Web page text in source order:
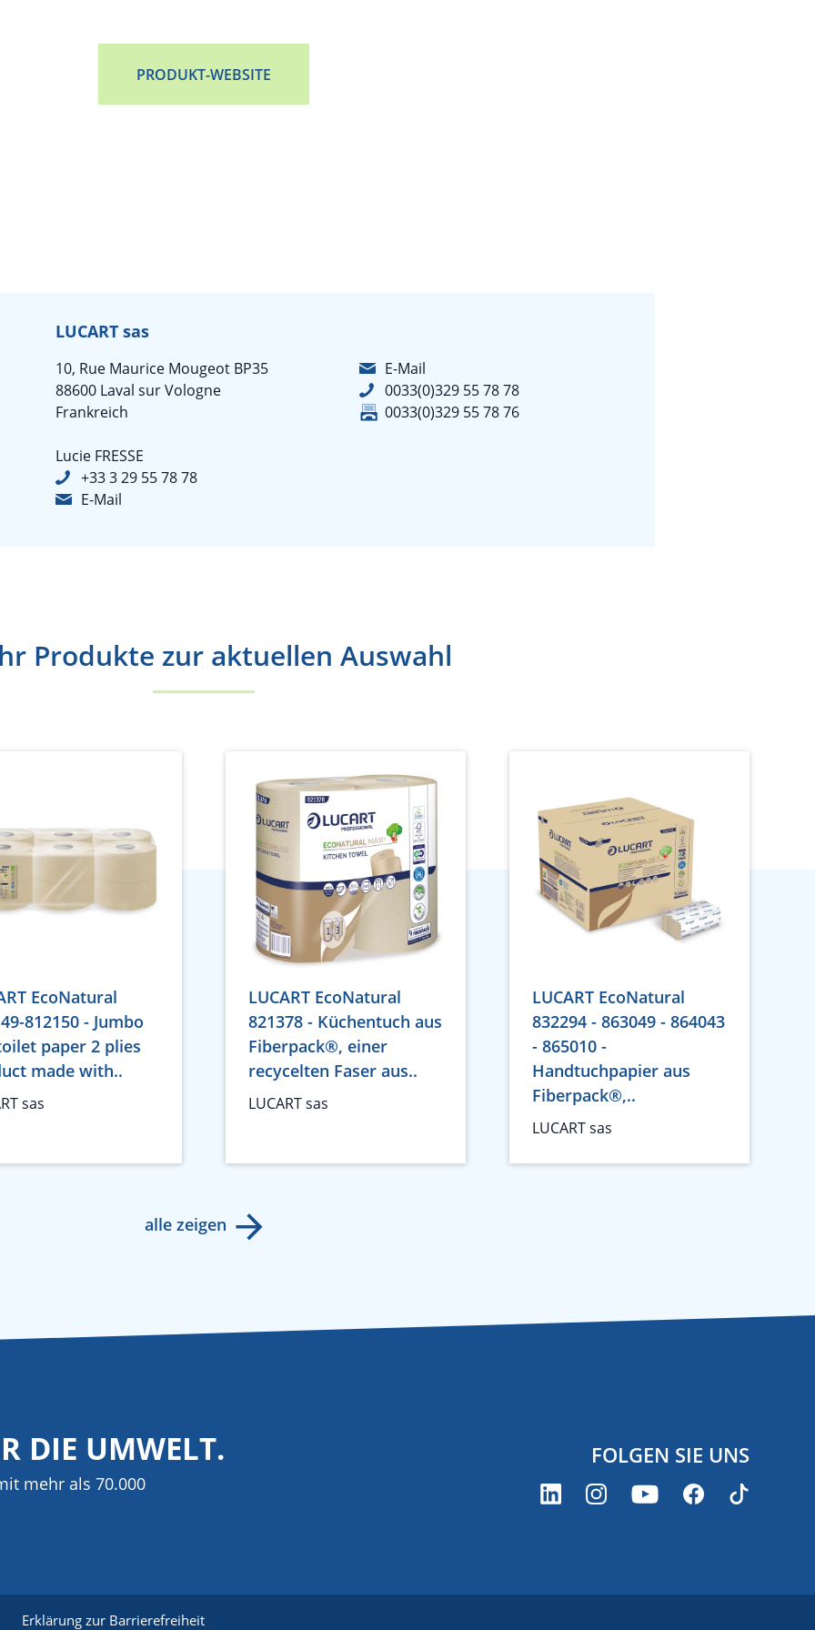
PRODUKT-WEBSITE
LUCART sas
10, Rue Maurice Mougeot BP35
88600 Laval sur Vologne
Frankreich
Lucie FRESSE
+33 3 29 55 78 78
E-Mail
E-Mail
0033(0)329 55 78 78
0033(0)329 55 78 76
Produkte zur aktuellen Auswahl
EcoNatural
812150 - Jumbo
paper 2 plies
made with..
sas
LUCART EcoNatural
821378 - Küchentuch aus
Fiberpack®, einer
recycelten Faser aus..
LUCART sas
LUCART EcoNatural
832294 - 863049 - 864043
- 865010 -
Handtuchpapier aus
Fiberpack®,..
LUCART sas
alle zeigen
DIE UMWELT.
mehr als 70.000
FOLGEN SIE UNS
Erklärung zur Barrierefreiheit